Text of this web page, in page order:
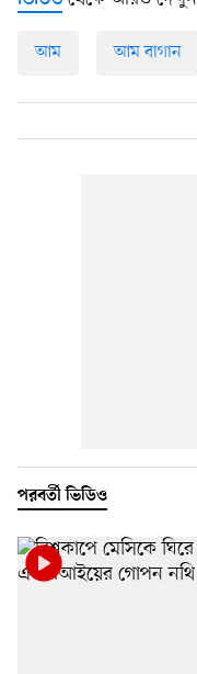
আম আম বাগান
পরবর্তী ভিডিও